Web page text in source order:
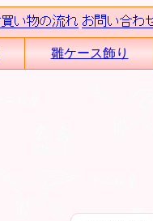
雛ケース飾り